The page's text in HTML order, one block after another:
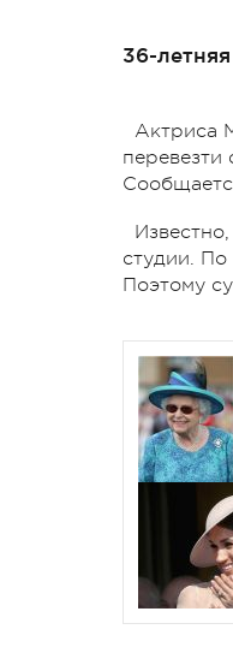
36-
Актриса
студии.
Поэтому